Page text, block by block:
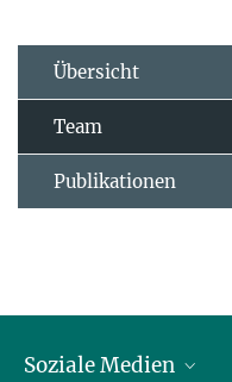
Übersicht
Team
Publikationen
Soziale Medien